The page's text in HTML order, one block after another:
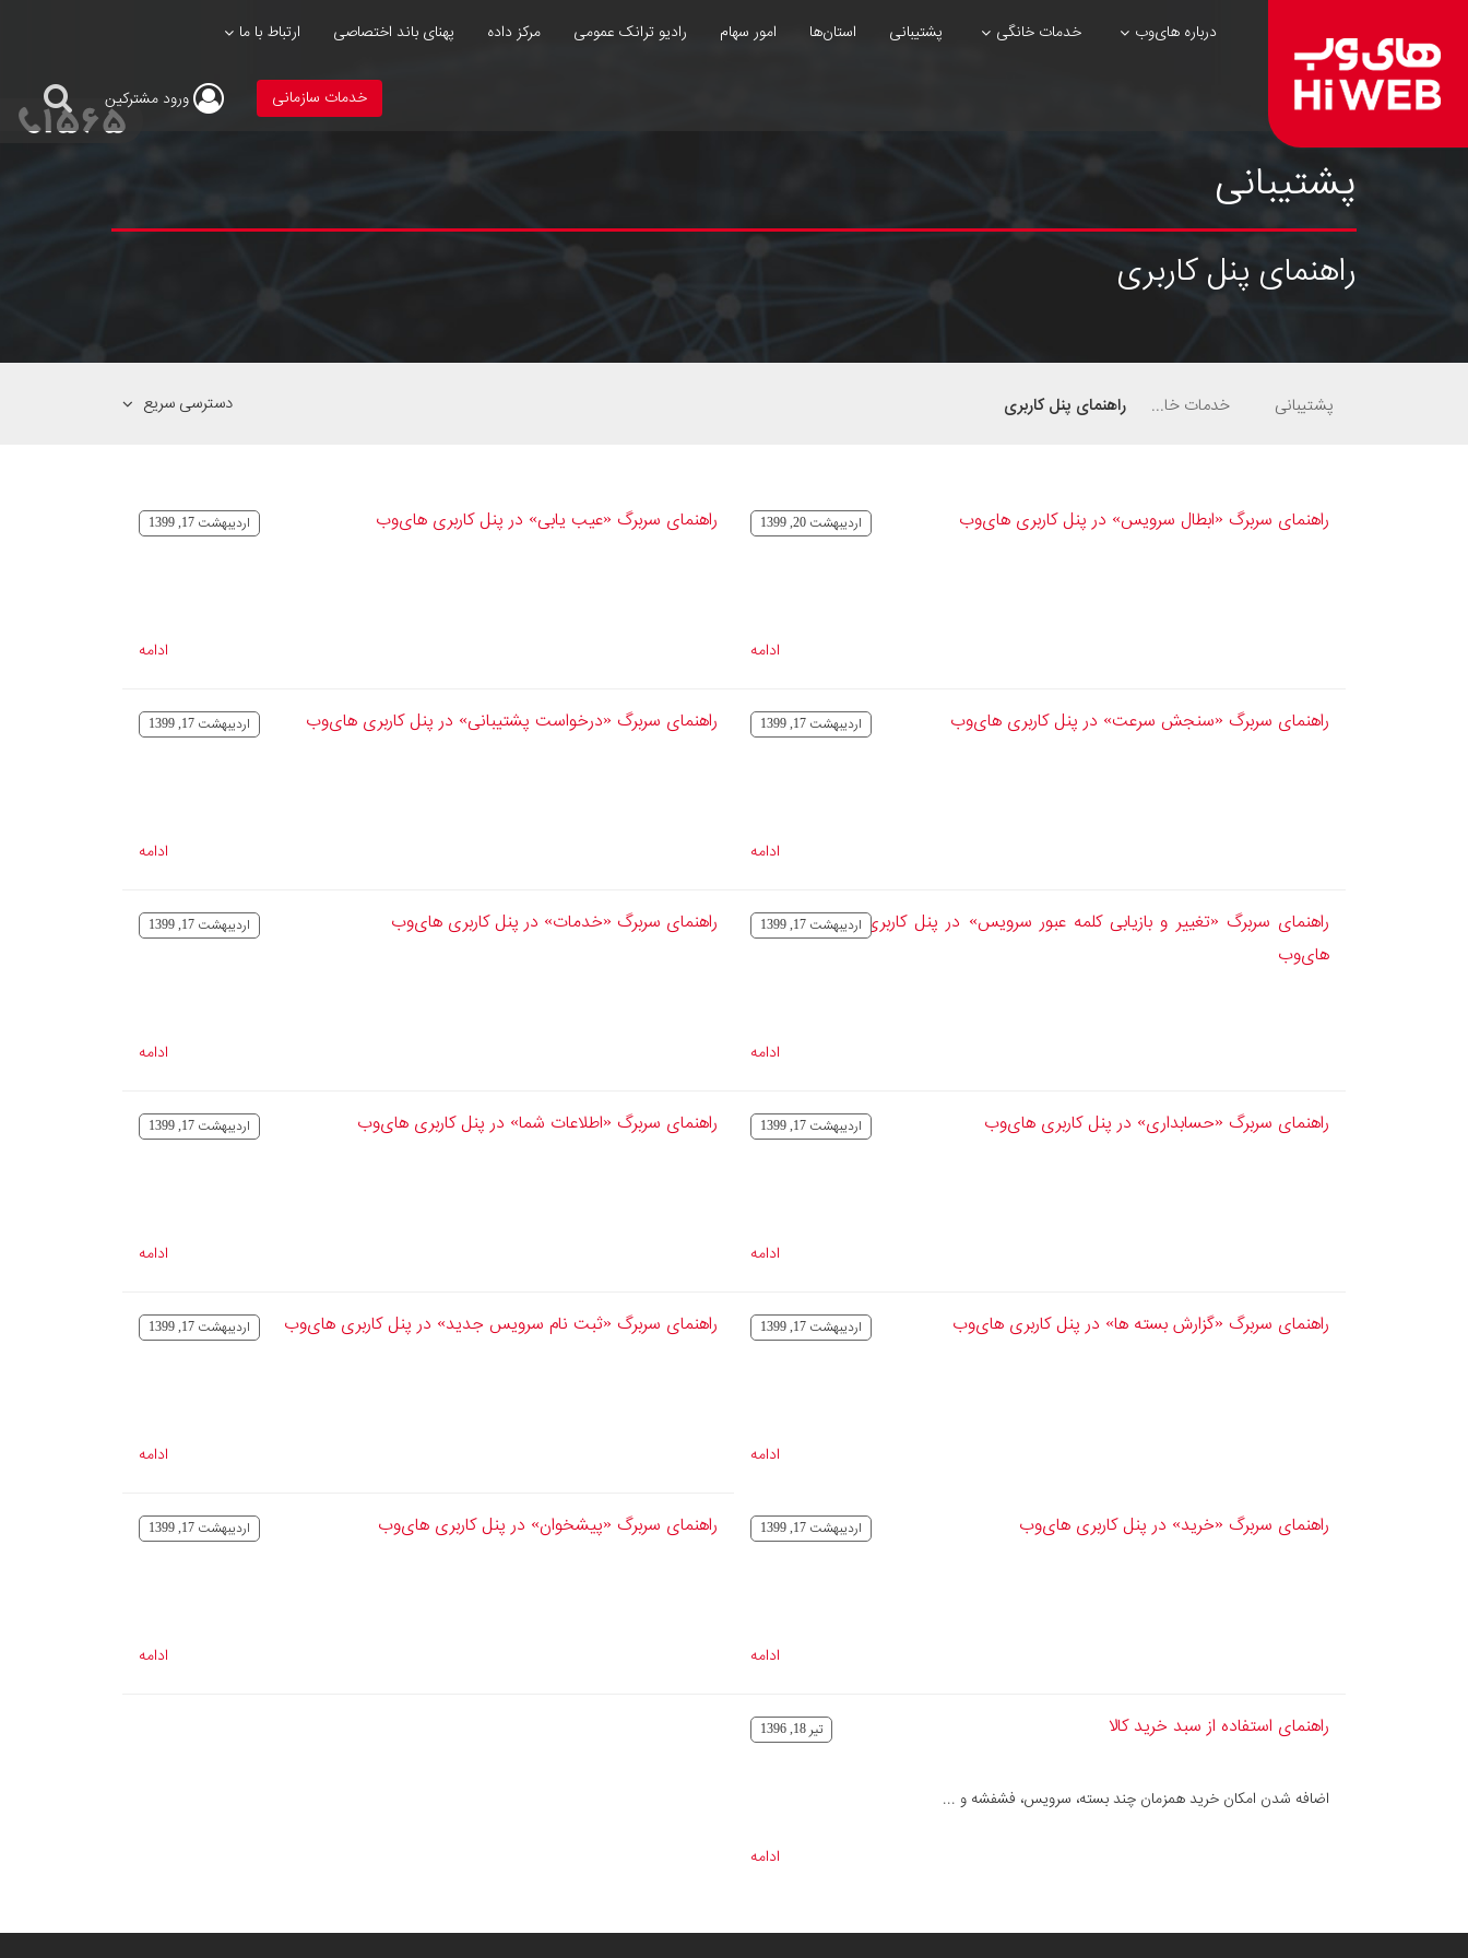
درباره های‌وب خدمات خانگی پشتیبانی استان‌ها امور سهام رادیو ترانک عمومی مرکز داده پهنای باند اختصاصی ارتباط با ما
ورود مشترکین خدمات سازمانی
پشتیبانی
راهنمای پنل کاربری
پشتیبانی خدمات خانگی راهنمای پنل کاربری دسترسی سریع
راهنمای سربرگ «ابطال سرویس» در پنل کاربری های‌وب ارديبهشت 20, 1399
ادامه
راهنمای سربرگ «عیب یابی» در پنل کاربری های‌وب ارديبهشت 17, 1399
ادامه
راهنمای سربرگ «سنجش سرعت» در پنل کاربری های‌وب ارديبهشت 17, 1399
ادامه
راهنمای سربرگ «درخواست پشتیبانی» در پنل کاربری های‌وب ارديبهشت 17, 1399
ادامه
راهنمای سربرگ «تغییر و بازیابی کلمه عبور سرویس» در پنل کاربری
های‌وب
ارديبهشت 17, 1399
ادامه
راهنمای سربرگ «خدمات» در پنل کاربری های‌وب ارديبهشت 17, 1399
ادامه
راهنمای سربرگ «حسابداری» در پنل کاربری های‌وب ارديبهشت 17, 1399
ادامه
راهنمای سربرگ «اطلاعات شما» در پنل کاربری های‌وب ارديبهشت 17, 1399
ادامه
راهنمای سربرگ «گزارش بسته ها» در پنل کاربری های‌وب ارديبهشت 17, 1399
ادامه
راهنمای سربرگ «ثبت نام سرویس جدید» در پنل کاربری های‌وب ارديبهشت 17, 1399
ادامه
راهنمای سربرگ «خرید» در پنل کاربری های‌وب ارديبهشت 17, 1399
ادامه
راهنمای سربرگ «پیشخوان» در پنل کاربری های‌وب ارديبهشت 17, 1399
ادامه
راهنمای استفاده از سبد خرید کالا تير 18, 1396
اضافه شدن امکان خرید همزمان چند بسته، سرویس، فشفشه و ...
ادامه